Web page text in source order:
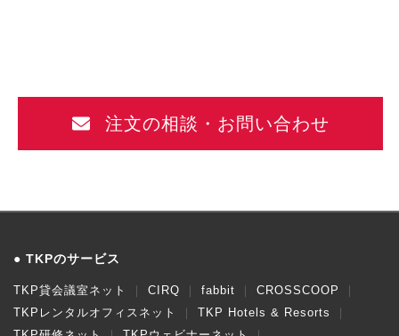
注文の相談・お問い合わせ
TKPのサービス
TKP貸会議室ネット CIRQ fabbit
CROSSCOOP
TKPレンタルオフィスネット
TKP Hotels & Resorts